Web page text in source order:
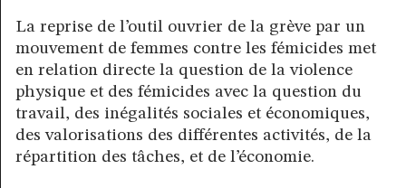
La reprise de l’outil ouvrier de la grève par un
mouvement de femmes contre les fémicides met
en relation directe la question de la violence
physique et des fémicides avec la question du
travail, des inégalités sociales et économiques,
des valorisations des différentes activités, de la
répartition des tâches, et de l’économie.